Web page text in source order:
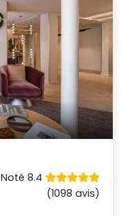
Noté 8.4
(1098 avis)